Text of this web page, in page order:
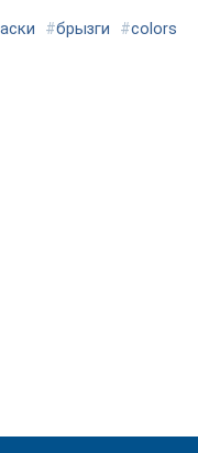
#брызги #colors